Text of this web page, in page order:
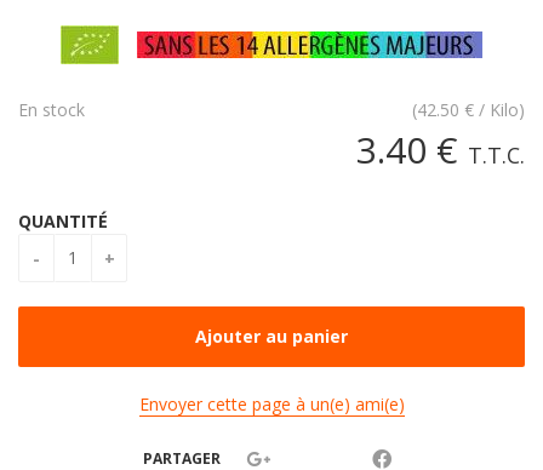
(42.50 € / Kilo)
3.40 € T.T.C.
En stock
QUANTITÉ
Envoyer cette page à un(e) ami(e)
PARTAGER